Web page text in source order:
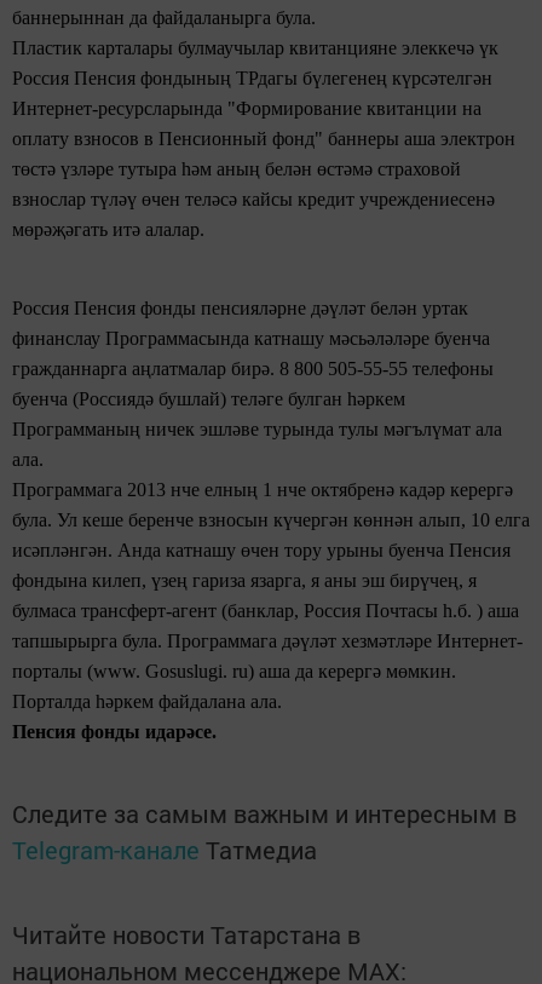
баннерыннан да файдаланырга була.
Пластик карталары булмаучылар квитанцияне элеккечә үк
Россия Пенсия фондының ТРдагы бүлегенең күрсәтелгән
Интернет-ресурсларында "Формирование квитанции на
оплату взносов в Пенсионный фонд" баннеры аша электрон
төстә үзләре тутыра һәм аның белән өстәмә страховой
взнослар түләү өчен теләсә кайсы кредит учреждениесенә
мөрәҗәгать итә алалар.
Россия Пенсия фонды пенсияләрне дәүләт белән уртак
финанслау Программасында катнашу мәсьәләләре буенча
гражданнарга аңлатмалар бирә. 8 800 505-55-55 телефоны
буенча (Россиядә бушлай) теләге булган һәркем
Программаның ничек эшләве турында тулы мәгълүмат ала
ала.
Программага 2013 нче елның 1 нче октябренә кадәр керергә
була. Ул кеше беренче взносын күчергән көннән алып, 10 елга
исәпләнгән. Анда катнашу өчен тору урыны буенча Пенсия
фондына килеп, үзең гариза язарга, я аны эш бирүчең, я
булмаса трансферт-агент (банклар, Россия Почтасы һ.б. ) аша
тапшырырга була. Программага дәүләт хезмәтләре Интернет-
порталы (www. Gosuslugi. ru) аша да керергә мөмкин.
Порталда һәркем файдалана ала.
Пенсия фонды идарәсе.
Следите за самым важным и интересным в
Telegram-канале Татмедиа
Читайте новости Татарстана в
национальном мессенджере MАХ: